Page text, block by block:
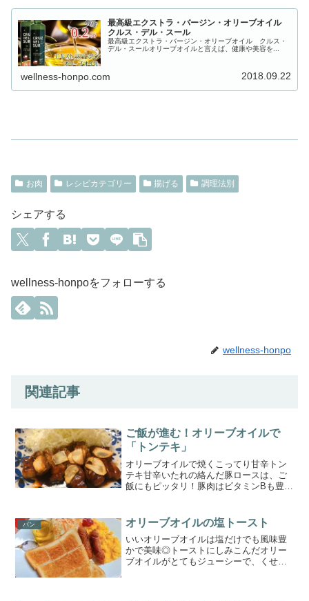
最高級エクストラ・バージン・オリーブオイル
クルス・デル・スール
最高級エクストラ・バージン・オリーブオイル クルス・
デル・スールオリーブオイルと言えば、健康や美容を...
wellness-honpo.com 2018.09.22
お肉 レシピカテゴリー 揚げる 調理法別
シェアする
wellness-honpoをフォローする
wellness-honpo
関連記事
ご飯が進む！オリーブオイルで
「トンテキ」
オリーブオイルで焼くこってり甘辛トン
テキ甘辛いたれの絡んだ豚ロースは、ご
飯にもピッタリ！豚肉はビタミンBも豊富
す。材料（2人前）とんかつ用豚ロース2
枚塩コショウ少々薄力粉...
パン オリーブオイルの塩トースト
いいオリーブオイルは塩だけでも風味豊
かで美味◎トーストにしみこんだオリー
ブオイルがとてもジューシーで、くせに